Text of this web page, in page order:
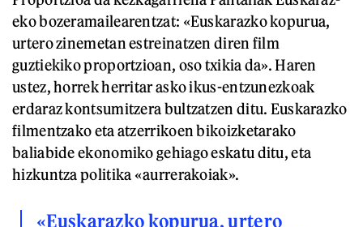
eko bozeramailearentzat: «Euskarazko kopurua,
urtero zinemetan estreinatzen diren film
guztiekiko proportzioan, oso txikia da». Haren
ustez, horrek herritar asko ikus-entzunezkoak
erdaraz kontsumitzera bultzatzen ditu. Euskarazko
filmentzako eta atzerrikoen bikoizketarako
baliabide ekonomiko gehiago eskatu ditu, eta
hizkuntza politika «aurrerakoiak».
«Euskarazko kopurua, urtero